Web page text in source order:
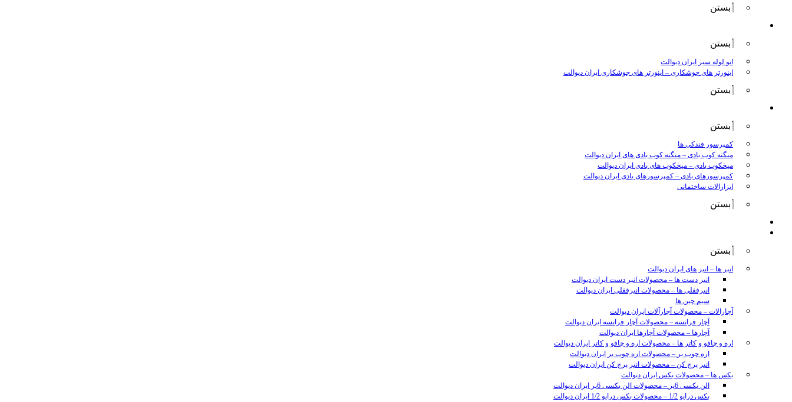
بستن
بستن
اتو لوله سبز ایران دیوالت
اینورتر های جوشکاری – اینورتر های جوشکاری ایران دیوالت
بستن
بستن
کمپرسور فندکی ها
منگنه کوب بادی – منگنه کوب بادی های ایران دیوالت
میخکوب بادی – میخکوب های بادی ایران دیوالت
کمپرسورهای بادی – کمپرسورهای بادی ایران دیوالت
ابزارالات ساختمانی
بستن
بستن
انبر ها – انبر های ایران دیوالت
انبر دست ها – محصولات انبر دست ایران دیوالت
انبرقفلی ها – محصولات انبرقفلی ایران دیوالت
سیم چین ها
آچارالات – محصولات آچارآلات ایران دیوالت
آچار فرانسه – محصولات آچار فرانسه ایران دیوالت
آچارها – محصولات آچارها ایران دیوالت
اره و چاقو و کاتر ها – محصولات اره و چاقو و کاتر ایران دیوالت
اره چوب بر – محصولات اره چوب بر ایران دیوالت
انبر پرچ کن – محصولات انبر پرچ کن ایران دیوالت
بکس ها – محصولات بکس ایران دیوالت
الن بکسی 6پر
– محصولات الن بکسی 6پر ایران دیوالت
بکس درایو 1/2
– محصولات بکس درایو 1/2 ایران دیوالت